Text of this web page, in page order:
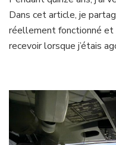
comment
j’en
venue
?
Dans cet article, je
réellement fonctionné et
recevoir lorsque j’étais